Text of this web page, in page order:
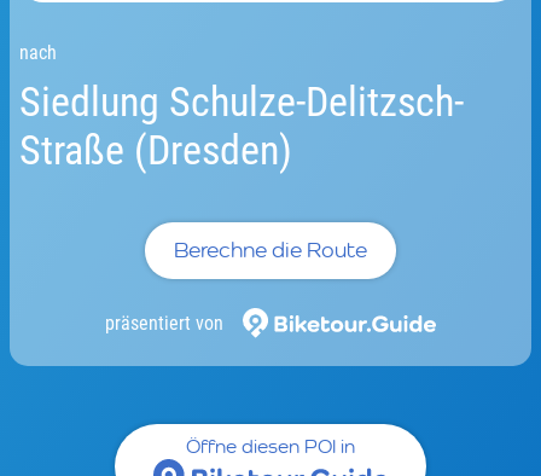
nach
Siedlung Schulze-Delitzsch-
Straße (Dresden)
Berechne die Route
präsentiert von
Öffne diesen POI in